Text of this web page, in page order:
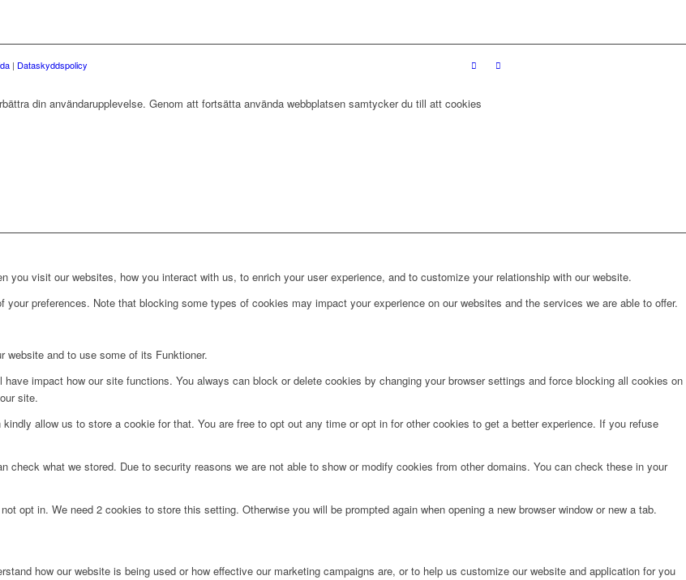
| Dataskyddspolicy
din användarupplevelse. Genom att fortsätta använda webbplatsen samtycker du till att cookies
visit our websites, how you interact with us, to enrich your user experience, and to customize your relationship with our website.
preferences. Note that blocking some types of cookies may impact your experience on our websites and the services we are able to offer.
and to use some of its Funktioner.
impact how our site functions. You always can block or delete cookies by changing your browser settings and force blocking all cookies on
site.
allow us to store a cookie for that. You are free to opt out any time or opt in for other cookies to get a better experience. If you refuse
what we stored. Due to security reasons we are not able to show or modify cookies from other domains. You can check these in your
opt in. We need 2 cookies to store this setting. Otherwise you will be prompted again when opening a new browser window or new a tab.
how our website is being used or how effective our marketing campaigns are, or to help us customize our website and application for you